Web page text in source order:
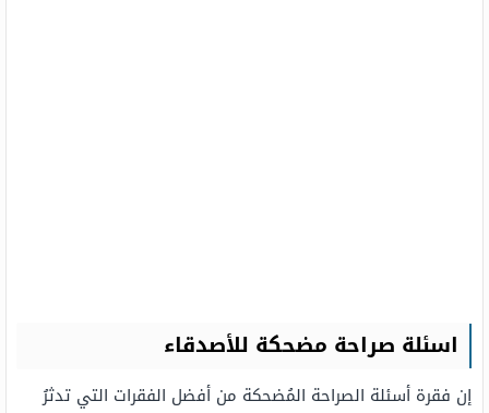
اسئلة صراحة مضحكة للأصدقاء
إن فقرة أسئلة الصراحة المُضحكة من أفضل الفقرات التي تدثرُ